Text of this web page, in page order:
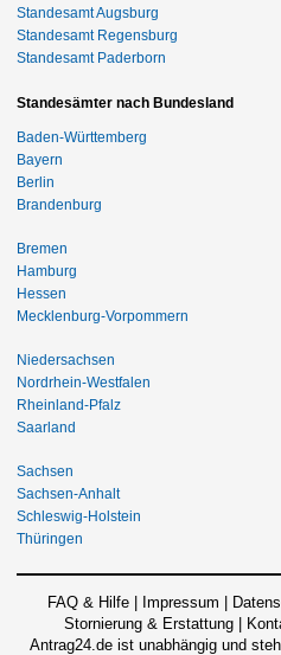
Standesamt Augsburg
Standesamt Regensburg
Standesamt Paderborn
Standesämter nach Bundesland
Baden-Württemberg
Bayern
Berlin
Brandenburg
Bremen
Hamburg
Hessen
Mecklenburg-Vorpommern
Niedersachsen
Nordrhein-Westfalen
Rheinland-Pfalz
Saarland
Sachsen
Sachsen-Anhalt
Schleswig-Holstein
Thüringen
FAQ & Hilfe | Impressum |
Stornierung & Erstattung |
Antrag24.de ist unabhängig und